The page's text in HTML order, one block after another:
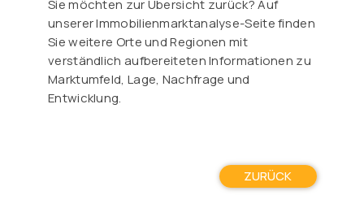
Sie möchten zur Übersicht zurück? Auf
unserer Immobilienmarktanalyse-Seite finden
Sie weitere Orte und Regionen mit
verständlich aufbereiteten Informationen zu
Marktumfeld, Lage, Nachfrage und
Entwicklung.
ZURÜCK